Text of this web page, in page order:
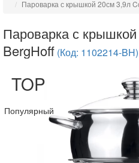
Пароварка с крышкой 20см 3,9л
Пароварка с
BergHoff (Код: 1102214-BH)
TOP
Популярный